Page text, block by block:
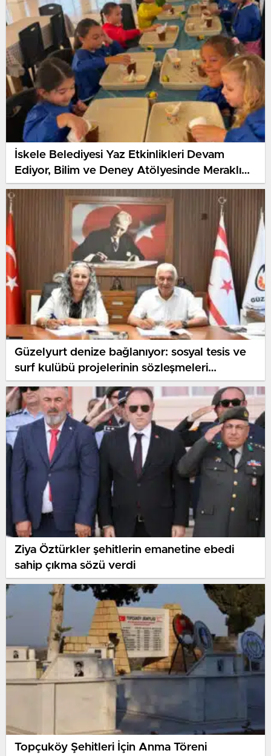
İskele Belediyesi Yaz Etkinlikleri Devam
Ediyor, Bilim ve Deney Atölyesinde Meraklı
Çocuklar Öne Çıktı
Güzelyurt denize bağlanıyor: sosyal tesis ve
surf kulübü projelerinin sözleşmeleri
imzalandı
Ziya Öztürkler şehitlerin emanetine ebedi
sahip çıkma sözü verdi
Topçuköy Şehitleri İçin Anma Töreni